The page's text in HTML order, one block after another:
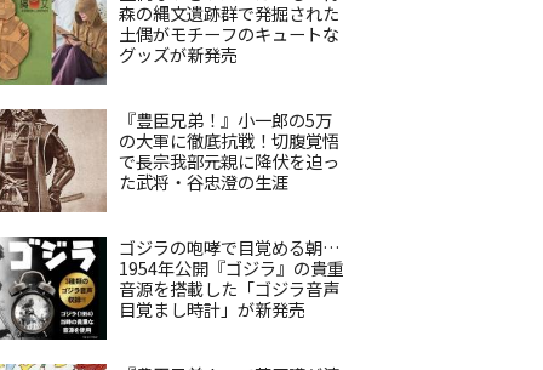
森の縄文遺跡群で発掘された
土偶がモチーフのキュートな
グッズが新発売
『豊臣兄弟！』小一郎の5万
の大軍に徹底抗戦！切腹覚悟
で長宗我部元親に降伏を迫っ
た武将・谷忠澄の生涯
ゴジラの咆哮で目覚める朝…
1954年公開『ゴジラ』の貴重
音源を搭載した「ゴジラ音声
目覚まし時計」が新発売